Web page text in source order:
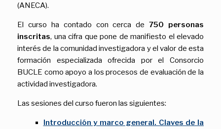
(ANECA).
El curso ha contado con cerca de750 personas
inscritas, una cifra que pone de manifiesto el elevado
interés de la comunidad investigadora y el valor de esta
formación especializada ofrecida por el Consorcio
BUCLE como apoyo a los procesos de evaluación de la
actividad investigadora.
Las sesiones del curso fueron las siguientes:
Introducción y marco general. Claves de la